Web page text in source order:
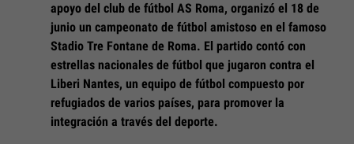
apoyo del club de fútbol AS Roma, organizó el 18 de
junio un campeonato de fútbol amistoso en el famoso
Stadio Tre Fontane de Roma. El partido contó con
estrellas nacionales de fútbol que jugaron contra el
Liberi Nantes, un equipo de fútbol compuesto por
refugiados de varios países, para promover la
integración a través del deporte.